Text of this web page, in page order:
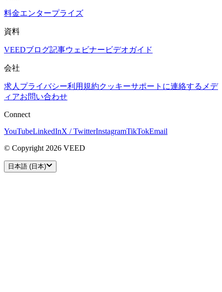
料金エンタープライズ
資料
VEEDブログ記事ウェビナー ビデオガイド
会社
求人 プライバシー利用規約クッキーサポートに連絡する メデ
ィアお問い合わせ
Connect
YouTubeLinkedInX / TwitterInstagramTikTokEmail
© Copyright 2026 VEED
日本語 (日本)